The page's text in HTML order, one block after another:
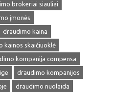
brokeriai siauliai
įmonės
draudimo kaina
kainos skaičiuoklė
kompanija compensa
draudimo kompanijos
draudimo nuolaida